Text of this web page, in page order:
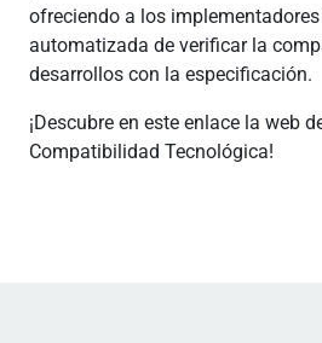
ofreciendo a los
automatizada de verificar la
desarrollos con la especificación.
¡Descubre en este enlace la web
Compatibilidad Tecnológica!